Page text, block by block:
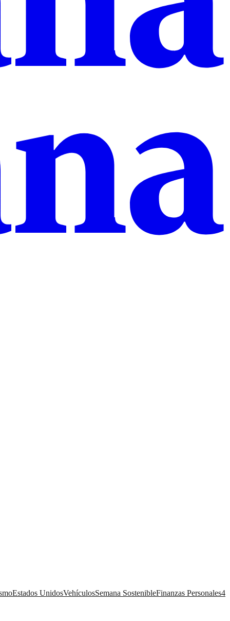
Estados UnidosVehículosSemana SostenibleFinanzas Personales4